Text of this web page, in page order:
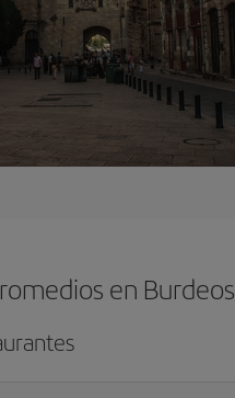
en Burdeos